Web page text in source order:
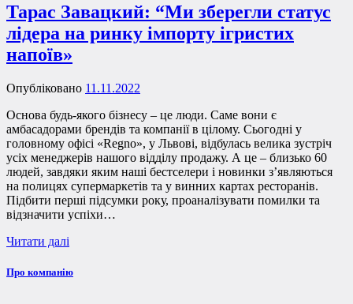
Тарас Завацкий: “Ми зберегли статус
лідера на ринку імпорту ігристих
напоїв»
Опубліковано 11.11.2022
Основа будь-якого бізнесу – це люди. Саме вони є
амбасадорами брендів та компанії в цілому. Сьогодні у
головному офісі «Regno», у Львові, відбулась велика зустріч
усіх менеджерів нашого відділу продажу. А це – близько 60
людей, завдяки яким наші бестселери і новинки з’являються
на полицях супермаркетів та у винних картах ресторанів.
Підбити перші підсумки року, проаналізувати помилки та
відзначити успіхи…
Читати далі
Про компанію